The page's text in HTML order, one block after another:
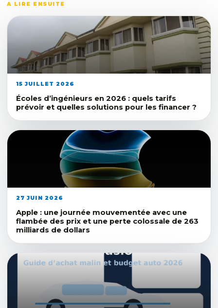
A LIRE ENSUITE
15 JUILLET 2026
Écoles d’ingénieurs en 2026 : quels tarifs
prévoir et quelles solutions pour les financer ?
27 JUIN 2026
Apple : une journée mouvementée avec une
flambée des prix et une perte colossale de 263
milliards de dollars